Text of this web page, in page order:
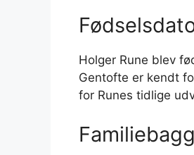
Holger Rune blev
Gentofte er kendt
for Runes tidlige